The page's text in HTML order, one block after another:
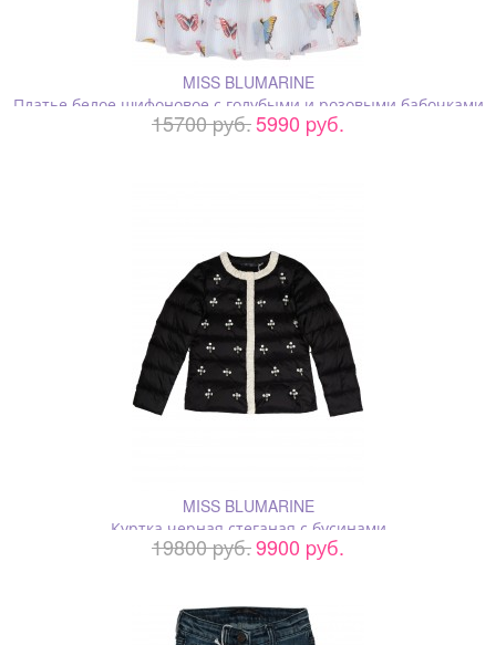
MISS BLUMARINE
Платье белое шифоновое с голубыми и розовыми бабочками
и оборками
15700 pуб.5990 pуб.
MISS BLUMARINE
Куртка черная стеганая с бусинами
19800 pуб.9900 pуб.